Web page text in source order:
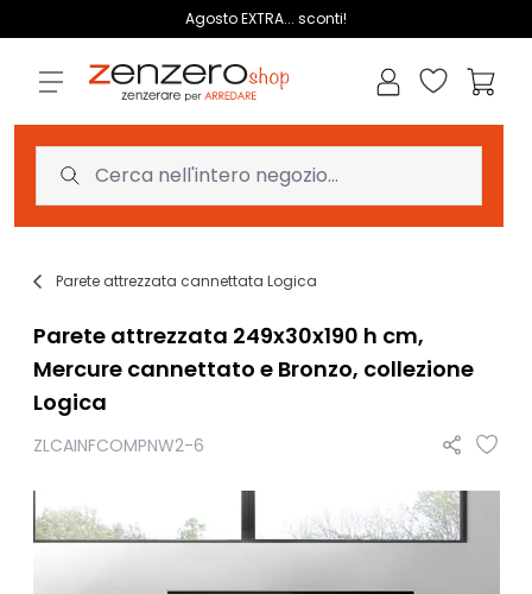
Agosto EXTRA... sconti!
Lista dei
Parete attrezzata cannettata Logica
Parete attrezzata 249x30x190 h cm,
Mercure cannettato e Bronzo, collezione
Logica
ZLCAINFCOMPNW2-6